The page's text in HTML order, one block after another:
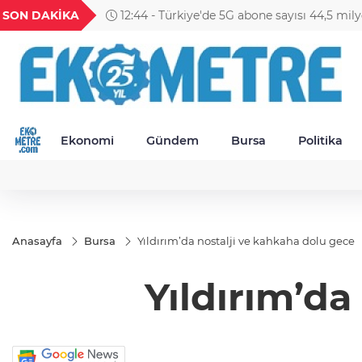
SON DAKİKA 11:09 - BNP Paribas Cardif Türkiye'de üst
GEL
18,1983
TND
16,2307
BGN
28,0626
VND
0,0018
Ekonomi Gündem Bursa Politika
Anasayfa Bursa Yıldırım’da nostalji ve kahkaha dolu gece